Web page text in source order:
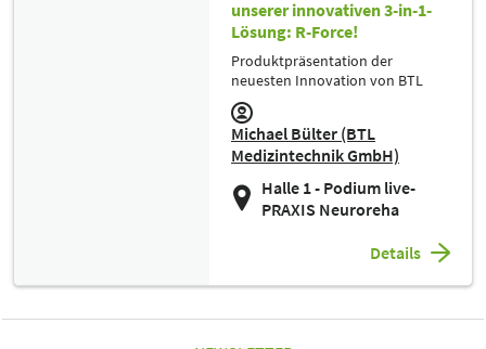
unserer innovativen 3-in-1-
Lösung: R-Force!
Produktpräsentation der
neuesten Innovation von BTL
Michael Bülter (BTL
Medizintechnik GmbH)
Halle 1 - Podium live-
PRAXIS Neuroreha
Details